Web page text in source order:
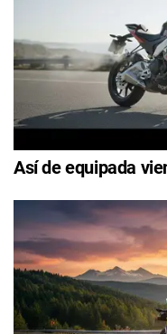
Así de equipada